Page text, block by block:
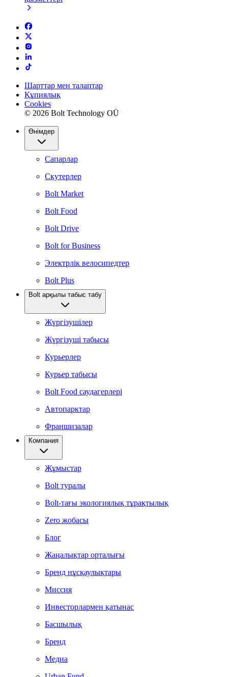
Шарттар мен талаптар
Құпиялық
Cookies
© 2026 Bolt Technology OÜ
Өнімдер
Сапарлар
Скутерлер
Bolt Market
Bolt Food
Bolt Drive
Bolt for Business
Электрлік велосипедтер
Bolt Plus
Bolt арқылы табыс табу
Жүргізушілер
Жүргізуші табысы
Курьерлер
Курьер табысы
Bolt Food саудагерлері
Автопарктар
Франшизалар
Компания
Жұмыстар
Bolt туралы
Bolt-тағы экологиялық тұрақтылық
Zero жобасы
Блог
Жаңалықтар орталығы
Бренд нұсқаулықтары
Миссия
Инвесторлармен қатынас
Басшылық
Бренд
Медиа